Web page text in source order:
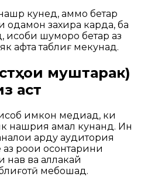
кунед, аммо беҳтар
одамон захира карда, ба
шуморо беҳтар аз
ҳафта таблиғ мекунад.
муштарак)
аст
имкон медиҳад, ки
нашрия амал кунанд. Ин
ҳарду аудитория
роҳҳои осонтарини
нав ва аллакай
мебошад.